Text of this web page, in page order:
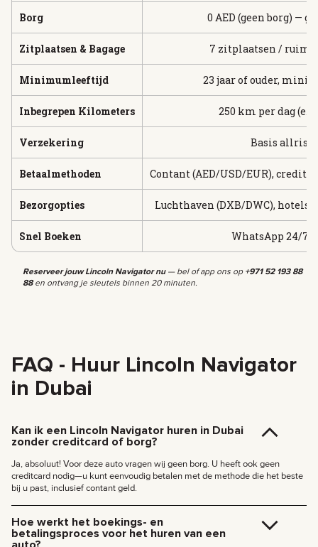
Borg 0 AED (geen borg) —
Zitplaatsen & Bagage 7 zitplaatsen /
Minimumleeftijd 23 jaar of ouder,
Inbegrepen Kilometers 250 km per dag
Verzekering Basis allrisk
Betaalmethoden Contant (AED/USD/EUR),
Bezorgopties Luchthaven (DXB/DWC), hotels,
Snel Boeken WhatsApp 24/7:
Reserveer jouw Lincoln Navigator nu— bel of app ons op +971 52 193 88
88en ontvang je sleutels binnen 20 minuten.
FAQ - Huur Lincoln Navigator
in Dubai
Kan ik een Lincoln Navigator huren in Dubai
zonder creditcard of borg?
Ja, absoluut! Voor deze auto vragen wij geen borg. U heeft ook geen
creditcard nodig—u kunt eenvoudig betalen met de methode die het beste
bij u past, inclusief contant geld.
Hoe werkt het boekings- en
betalingsproces voor het huren van een